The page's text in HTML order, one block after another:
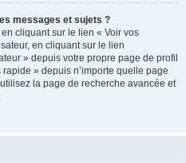
messages et sujets ?
cliquant sur le lien « Voir vos
en cliquant sur le lien
» depuis votre propre page de profil
» depuis n’importe quelle page
la page de recherche avancée et